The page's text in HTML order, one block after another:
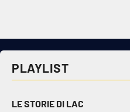
PLAYLIST
LE STORIE DI LAC